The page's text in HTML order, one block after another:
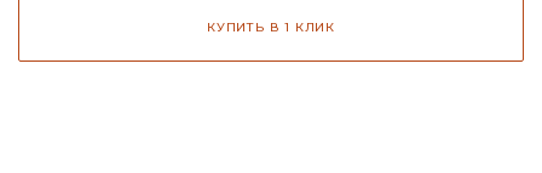
КУПИТЬ В 1 КЛИК